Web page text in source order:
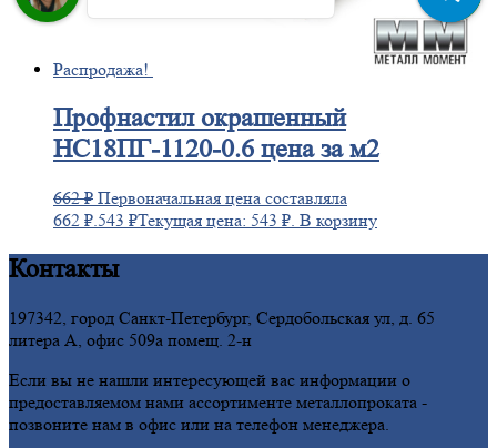
Распродажа!
Профнастилокрашенный
НС18ПГ-1120-0.6 цена за м2
662₽ Первоначальная цена составляла
662 ₽.543 ₽Текущая цена: 543 ₽. В корзину
Контакты
197342, город Санкт-Петербург, Сердобольская ул, д. 65
литера А, офис 509а помещ. 2-н
Если вы не нашли интересующей вас информации о
предоставляемом нами ассортименте металлопроката -
позвоните нам в офис или на телефон менеджера.